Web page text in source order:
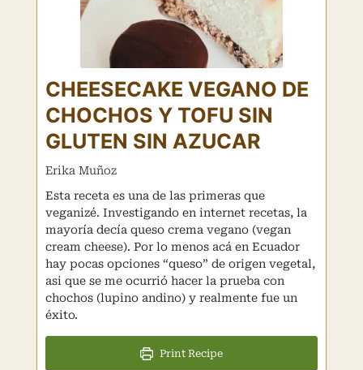
CHEESECAKE VEGANO DE
CHOCHOS Y TOFU SIN
GLUTEN SIN AZUCAR
Erika Muñoz
Esta receta es una de las primeras que
veganizé. Investigando en internet recetas, la
mayoría decía queso crema vegano (vegan
cream cheese). Por lo menos acá en Ecuador
hay pocas opciones “queso” de origen vegetal,
asi que se me ocurrió hacer la prueba con
chochos (lupino andino) y realmente fue un
éxito.
Print Recipe